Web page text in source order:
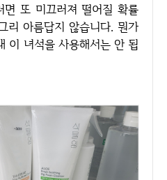
면 또 미끄러져 떨어질 확률
리 아름답지 않습니다. 뭔가
이 녀석을 사용해서는 안 됩